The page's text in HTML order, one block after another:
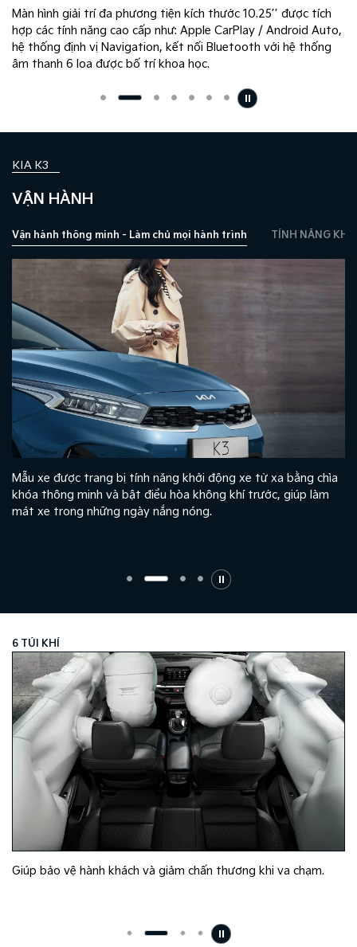
Màn hình giải trí đa phương tiện kích thước 10.25’’ được tích
hợp các tính năng cao cấp như: Apple CarPlay / Android Auto,
hệ thống định vị Navigation, kết nối Bluetooth với hệ thống
âm thanh 6 loa được bố trí khoa học.
KIA K3
VẬN HÀNH
Vận hành thông minh - Làm chủ mọi hành trình TÍNH NĂNG
Mẫu xe được trang bị tính năng khởi động xe từ xa bằng chìa
khóa thông minh và bật điều hòa không khí trước, giúp làm
mát xe trong những ngày nắng nóng.
6 TÚI KHÍ
Giúp bảo vệ hành khách và giảm chấn thương khi va chạm.